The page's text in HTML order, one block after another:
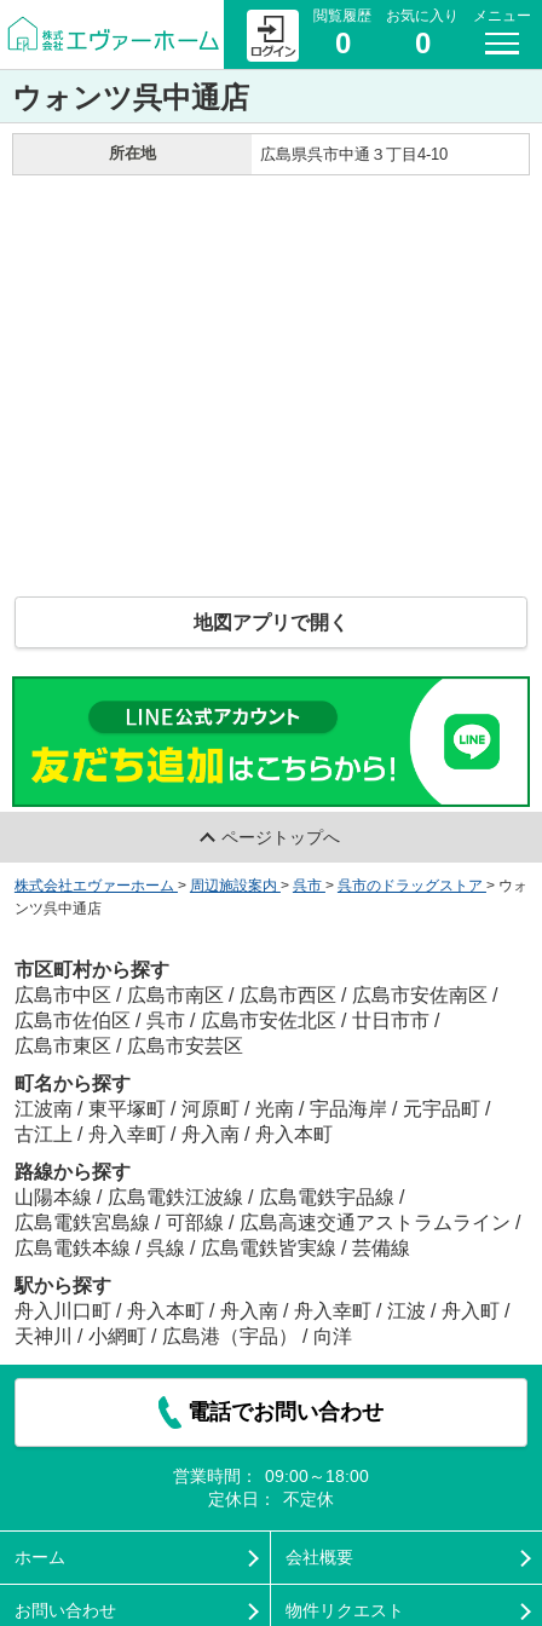
閲覧履歴
0
お気に入り
0
メニュー
ウォンツ呉中通店
所在地 広島県呉市中通３丁目4-10
地図アプリで開く
ページトップへ
株式会社エヴァーホーム > 周辺施設案内 > 呉市 > 呉市のドラッグストア > ウォ
ンツ呉中通店
市区町村から探す
広島市中区 / 広島市南区 / 広島市西区 / 広島市安佐南区 /
広島市佐伯区 / 呉市 / 広島市安佐北区 / 廿日市市 /
広島市東区 / 広島市安芸区
町名から探す
江波南 / 東平塚町 / 河原町 / 光南 / 宇品海岸 / 元宇品町 /
古江上 / 舟入幸町 / 舟入南 / 舟入本町
路線から探す
山陽本線 / 広島電鉄江波線 / 広島電鉄宇品線 /
広島電鉄宮島線 / 可部線 / 広島高速交通アストラムライン /
広島電鉄本線 / 呉線 / 広島電鉄皆実線 / 芸備線
駅から探す
舟入川口町 / 舟入本町 / 舟入南 / 舟入幸町 / 江波 / 舟入町 /
天神川
/ 小網町 / 広島港（宇品） / 向洋
電話でお問い合わせ
営業時間：
09:00～18:00
定休日：
不定休
ホーム 会社概要
お問い合わせ 物件リクエスト